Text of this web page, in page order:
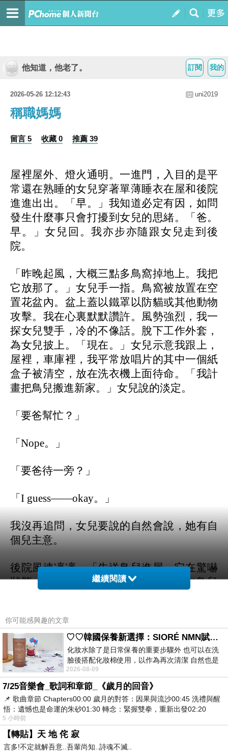
我的
訂閱
他知道，他老了。
2026-05-26 12:12:43 uni2019
稱職媽媽
留言 5 收藏 0 推薦 39
屋裡屋外、燈火通明。一進門，入目的是平
常還在熟睡的女兒穿著單薄睡衣在屋和後院
進進出出。「早。」我知道必定有因，如問
發生什麼事只會打擾到女兒的思緒。「爸。
早。」女兒回。我亦步亦隨跟女兒走到後
院。
「昨晚起風，大概三點多鳥窩掉地上。我把
它放那了。」女兒手一指。鳥窩被放置在空
置花盆內。盆上蓋以鐵罩以防貓或其他動物
攻擊。我在心裏默默讚許。風勢強烈，我一
探女兒雙手，冷的不像話。脫下工作外套，
為女兒披上。「現在。」女兒示意我跟上，
屋裡，車庫裡，我平常放唱片的其中一個紙
盒子被清空，放在洗衣機上面待命。「我計
畫把鳥兒搬進新家。」女兒說的淡定。
「要爸幫忙？」
「Nope。」
「要爸待一旁？」
「I guess——okay。」
我沒再追問，女兒要說的自然會說，她有自
個兒主意。
後院風速凜凜。「先送鳥兒進屋。它在驚嚇
狀態。不宜打擾。根據Google，我會在鳥兒
我想問，一大早，又是假日，哪找鳥食。
「有三種，一。 水煮蛋。二。 正式液體鳥
食。三。貓或狗糧。但一定要用水讓它軟
化。現在家裡只有雞蛋。」
我聞歌知雅意。立即煲水煮蛋。女兒第一次
笑了。甜笑。「爸。」
等水開。女兒小心翼翼把鳥窩搬進盒子。又
繼續閱讀
你可能感興趣的文章
♡♡韓國保養新選擇：SIORÉ NMN賦活泡泡化妝水♡♡
化妝水除了是日常保養的重要步驟外 也可以在洗
臉後搭配化妝棉使用，以作為再次清潔 自然也是
我的保養必備品項 不過，我對於化妝
2026-08-09
7/25音樂會_歌詞和章節_《歲月的回音》
📌 歌曲章節 Chapters00:00​ 歲月的對答：因果與流沙00:45​ 洗禮與醒
悟：遺憾也是命運的朱砂01:30​ 轉念：緊握雙拳，重新出發02:20
5 小時前
【轉貼】天 地 侘 寂
言多!不定就解吾意..吾輩尚知..詩魂不滅..